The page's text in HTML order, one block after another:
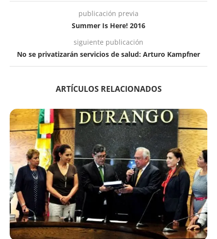
publicación previa
Summer Is Here! 2016
siguiente publicación
No se privatizarán servicios de salud: Arturo Kampfner
ARTÍCULOS RELACIONADOS